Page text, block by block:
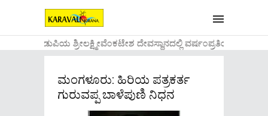
....ಉಡುಪಿಯ ಶ್ರೀಲಕ್ಷ್ಮೀವೆ೦ಕಟೇಶ ದೇವಸ್ಥಾನದಲ್ಲಿ ವರ್ಷ೦ಪ್ರತಿಯ
ಮಂಗಳೂರು: ಹಿರಿಯ ಪತ್ರಕರ್ತ
ಗುರುವಪ್ಪ ಬಾಳೆಪುಣಿ ನಿಧನ